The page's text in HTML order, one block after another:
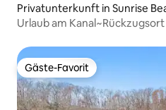
Privatunterkunft in Sunrise
Urlaub am
Gäste-Favorit
Gäste-Favorit